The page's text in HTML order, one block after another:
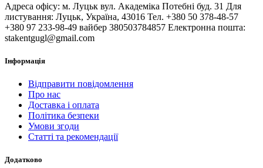
Адреса офісу: м. Луцьк вул. Академіка Потебні буд. 31 Для
листування: Луцьк, Україна, 43016 Тел. +380 50 378-48-57
+380 97 233-98-49 вайбер 380503784857 Електронна пошта:
stakentgugl@gmail.com
Інформація
Відправити повідомлення
Про нас
Доставка і оплата
Політика безпеки
Умови згоди
Статті та рекомендації
Додатково